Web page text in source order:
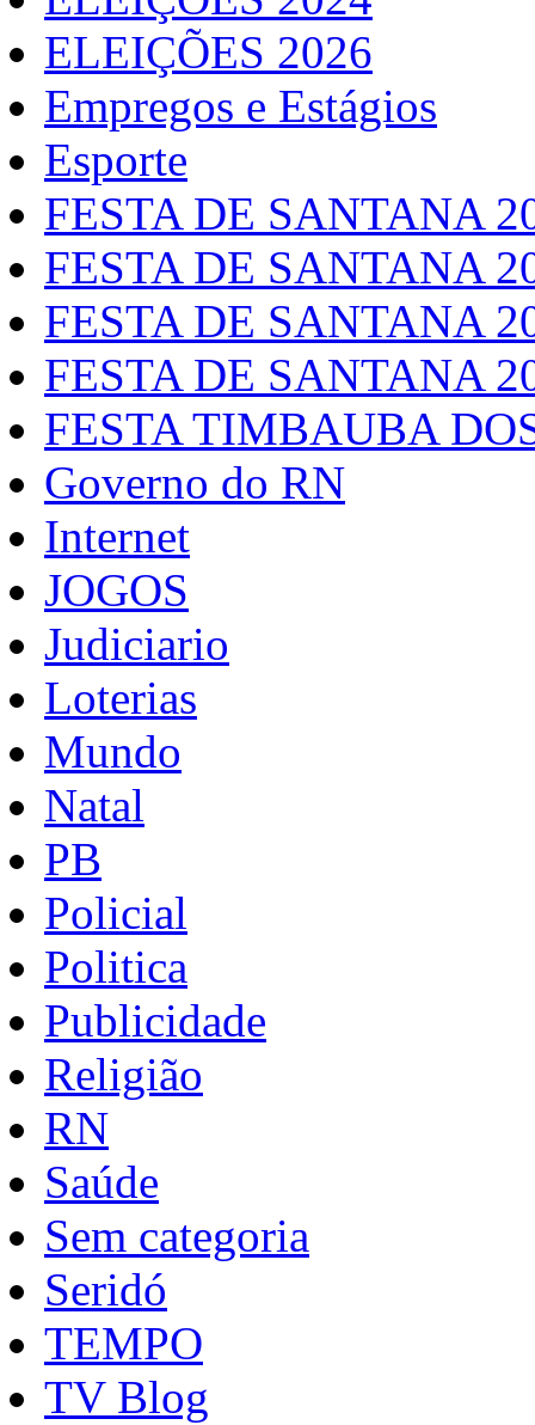
ELEIÇÕES 2026
Empregos e Estágios
Esporte
FESTA DE SANTANA
FESTA DE SANTANA
FESTA DE SANTANA
FESTA DE SANTANA
FESTA TIMBAUBA
Governo do RN
Internet
JOGOS
Judiciario
Loterias
Mundo
Natal
PB
Policial
Politica
Publicidade
Religião
RN
Saúde
Sem categoria
Seridó
TEMPO
TV Blog